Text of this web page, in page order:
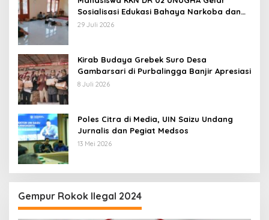
Sosialisasi Edukasi Bahaya Narkoba dan
Tanggap Ular di Masjid Fathurrahman
29 Juli 2026
Kirab Budaya Grebek Suro Desa
Gambarsari di Purbalingga Banjir Apresiasi
8 Juli 2026
Poles Citra di Media, UIN Saizu Undang
Jurnalis dan Pegiat Medsos
13 Mei 2026
Gempur Rokok Ilegal 2024